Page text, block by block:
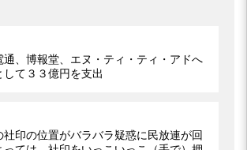
通、博報堂、エヌ・ティ・ティ・アドへ
して３３億円を支出
社印の位置がバラバラ疑惑に民放連が回